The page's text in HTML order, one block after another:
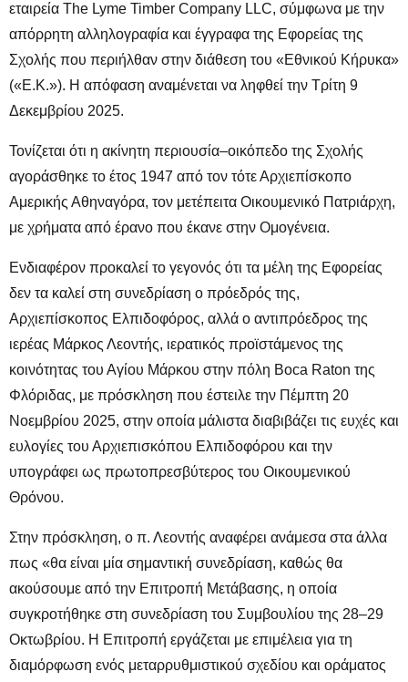
εταιρεία The Lyme Timber Company LLC, σύμφωνα με την
απόρρητη αλληλογραφία και έγγραφα της Εφορείας της
Σχολής που περιήλθαν στην διάθεση του «Εθνικού Κήρυκα»
(«Ε.Κ.»). Η απόφαση αναμένεται να ληφθεί την Τρίτη 9
Δεκεμβρίου 2025.
Τονίζεται ότι η ακίνητη περιουσία–οικόπεδο της Σχολής
αγοράσθηκε το έτος 1947 από τον τότε Αρχιεπίσκοπο
Αμερικής Αθηναγόρα, τον μετέπειτα Οικουμενικό Πατριάρχη,
με χρήματα από έρανο που έκανε στην Ομογένεια.
Ενδιαφέρον προκαλεί το γεγονός ότι τα μέλη της Εφορείας
δεν τα καλεί στη συνεδρίαση ο πρόεδρός της,
Αρχιεπίσκοπος Ελπιδοφόρος, αλλά ο αντιπρόεδρος της
ιερέας Μάρκος Λεοντής, ιερατικός προϊστάμενος της
κοινότητας του Αγίου Μάρκου στην πόλη Boca Raton της
Φλόριδας, με πρόσκληση που έστειλε την Πέμπτη 20
Νοεμβρίου 2025, στην οποία μάλιστα διαβιβάζει τις ευχές και
ευλογίες του Αρχιεπισκόπου Ελπιδοφόρου και την
υπογράφει ως πρωτοπρεσβύτερος του Οικουμενικού
Θρόνου.
Στην πρόσκληση, ο π. Λεοντής αναφέρει ανάμεσα στα άλλα
πως «θα είναι μία σημαντική συνεδρίαση, καθώς θα
ακούσουμε από την Επιτροπή Μετάβασης, η οποία
συγκροτήθηκε στη συνεδρίαση του Συμβουλίου της 28–29
Οκτωβρίου. Η Επιτροπή εργάζεται με επιμέλεια για τη
διαμόρφωση ενός μεταρρυθμιστικού σχεδίου και οράματος